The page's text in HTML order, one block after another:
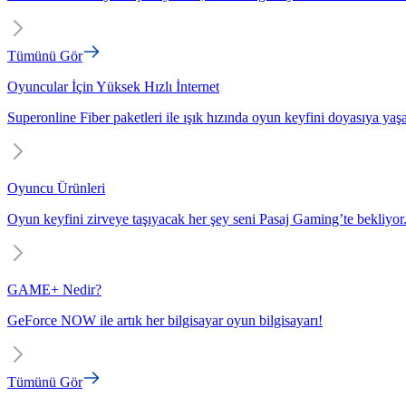
Tümünü Gör
Oyuncular İçin Yüksek Hızlı İnternet
Superonline Fiber paketleri ile ışık hızında oyun keyfini doyasıya
Oyuncu Ürünleri
Oyun keyfini zirveye taşıyacak her şey seni Pasaj Gaming’te bekliyor.
GAME+ Nedir?
GeForce NOW ile artık her bilgisayar oyun bilgisayarı!
Tümünü Gör